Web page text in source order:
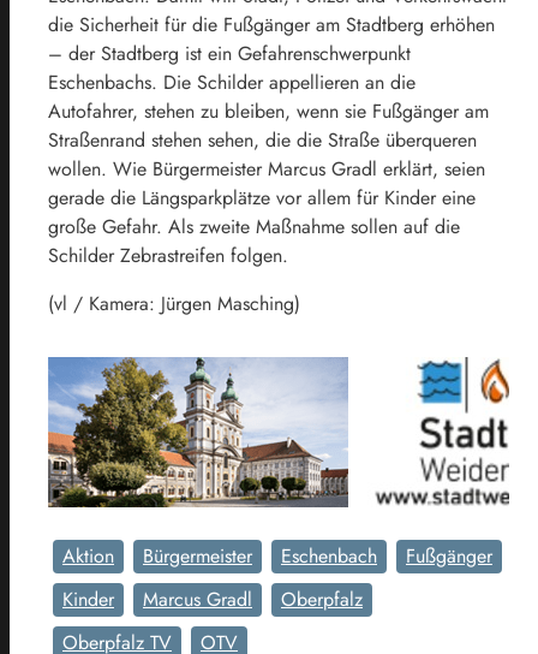
die Sicherheit für die Fußgänger am Stadtberg erhöhen
– der Stadtberg ist ein Gefahrenschwerpunkt
Eschenbachs. Die Schilder appellieren an die
Autofahrer, stehen zu bleiben, wenn sie Fußgänger am
Straßenrand stehen sehen, die die Straße überqueren
wollen. Wie Bürgermeister Marcus Gradl erklärt, seien
gerade die Längsparkplätze vor allem für Kinder eine
große Gefahr. Als zweite Maßnahme sollen auf die
Schilder Zebrastreifen folgen.
(vl / Kamera: Jürgen Masching)
Aktion Bürgermeister Eschenbach
Fußgänger
Kinder
Marcus Gradl
Oberpfalz
Oberpfalz TV
OTV